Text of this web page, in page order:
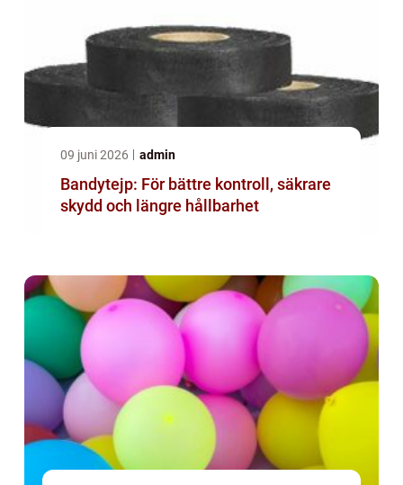
09 juni 2026 admin
Bandytejp: För bättre kontroll, säkrare
skydd och längre hållbarhet